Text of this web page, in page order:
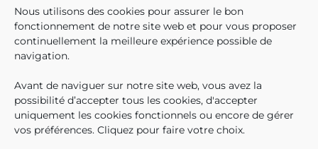
Nous utilisons des cookies pour assurer le bon
fonctionnement de notre site web et pour vous proposer
continuellement la meilleure expérience possible de
navigation.
Avant de naviguer sur notre site web, vous avez la
possibilité d’accepter tous les cookies, d'accepter
uniquement les cookies fonctionnels ou encore de gérer
vos préférences. Cliquez pour faire votre choix.
En décembre 2025, 304.966
enfants bruxellois avaient droit
aux allocations familiales.
Parmi eux, 128.222
supplément social en plus du
montant de base de leurs all
QUI SOMMES-NOUS ?
TRAVAILLER CHEZ NOUS
TOUTES LES NEWS
TRANSPARENCE